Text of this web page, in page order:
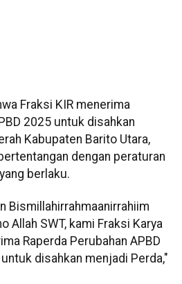
Fraksi KIR menerima
2025 untuk disahkan
Kabupaten Barito Utara,
dengan peraturan
berlaku.
Bismillahirrahmaanirrahiim
Allah SWT, kami Fraksi Karya
Raperda Perubahan APBD
disahkan menjadi Perda,"